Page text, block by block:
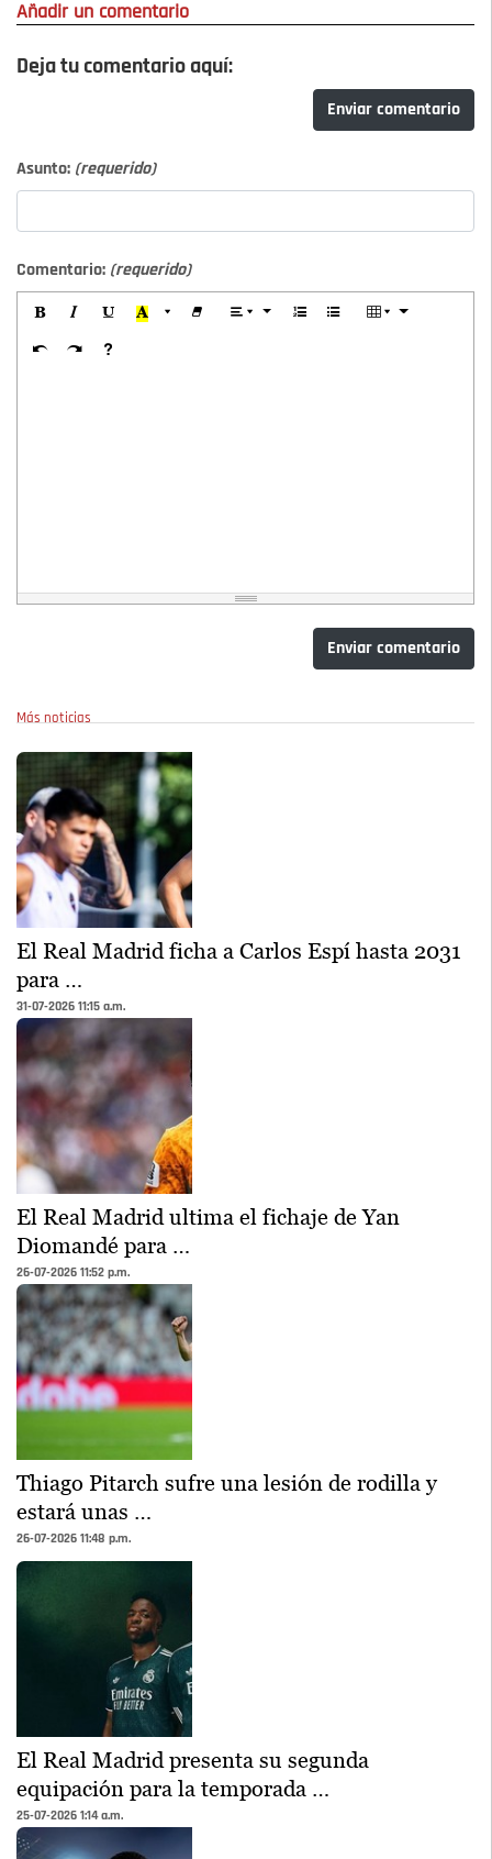
Añadir un comentario
Deja tu comentario aquí:
Enviar comentario
Asunto: (requerido)
Comentario: (requerido)
Enviar comentario
Más noticias
El Real Madrid ficha a Carlos Espí hasta 2031
para …
31-07-2026 11:15 a.m.
El Real Madrid ultima el fichaje de Yan
Diomandé para …
26-07-2026 11:52 p.m.
Thiago Pitarch sufre una lesión de rodilla y
estará unas …
26-07-2026 11:48 p.m.
El Real Madrid presenta su segunda
equipación para la temporada …
25-07-2026 1:14 a.m.